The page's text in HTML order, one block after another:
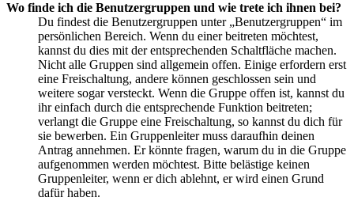
Wo finde ich die Benutzergruppen und wie trete ich ihnen bei?
Du findest die Benutzergruppen unter „Benutzergruppen“ im
persönlichen Bereich. Wenn du einer beitreten möchtest,
kannst du dies mit der entsprechenden Schaltfläche machen.
Nicht alle Gruppen sind allgemein offen. Einige erfordern erst
eine Freischaltung, andere können geschlossen sein und
weitere sogar versteckt. Wenn die Gruppe offen ist, kannst du
ihr einfach durch die entsprechende Funktion beitreten;
verlangt die Gruppe eine Freischaltung, so kannst du dich für
sie bewerben. Ein Gruppenleiter muss daraufhin deinen
Antrag annehmen. Er könnte fragen, warum du in die Gruppe
aufgenommen werden möchtest. Bitte belästige keinen
Gruppenleiter, wenn er dich ablehnt, er wird einen Grund
dafür haben.